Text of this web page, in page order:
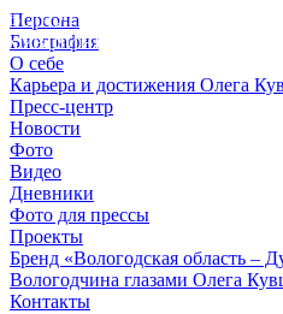
Персона
Биография
О себе
Карьера и достижения Олега
Пресс-центр
Новости
Фото
Видео
Дневники
Фото для прессы
Проекты
Бренд «Вологодская область –
Вологодчина глазами Олега
Контакты
© 2012 - 2023,
КУВШИННИКОВ О.А.